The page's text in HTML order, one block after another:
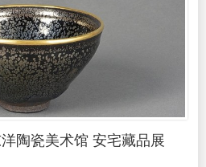
陶瓷美术馆 安宅藏品展